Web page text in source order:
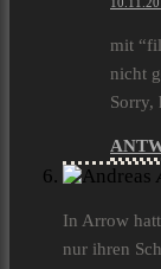
mit
nicht
Sorry,
In Arrow
nur ihren